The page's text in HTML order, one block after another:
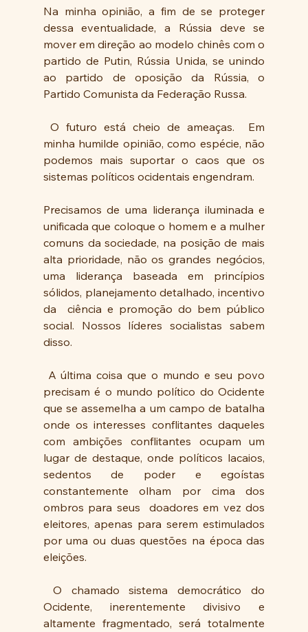
Na minha opinião, a fim de se proteger
dessa eventualidade, a Rússia deve se
mover em direção ao modelo chinês com o
partido de Putin, Rússia Unida, se unindo
ao partido de oposição da Rússia, o
Partido Comunista da Federação Russa.
minha humilde opinião, como espécie, não
podemos mais suportar o caos que os
sistemas políticos ocidentais engendram.
Precisamos de uma liderança iluminada e
unificada que coloque o homem e a mulher
comuns da sociedade, na posição de mais
alta prioridade, não os grandes negócios,
uma liderança baseada em princípios
sólidos, planejamento detalhado, incentivo
da  ciência e promoção do bem público
social. Nossos líderes socialistas sabem
disso.
precisam é o mundo político do Ocidente
que se assemelha a um campo de batalha
onde os interesses conflitantes daqueles
com ambições conflitantes ocupam um
lugar de destaque, onde políticos lacaios,
sedentos de poder e egoístas
constantemente olham por cima dos
ombros para seus  doadores em vez dos
eleitores, apenas para serem estimulados
por uma ou duas questões na época das
eleições.
Ocidente, inerentemente divisivo e
altamente fragmentado, será totalmente